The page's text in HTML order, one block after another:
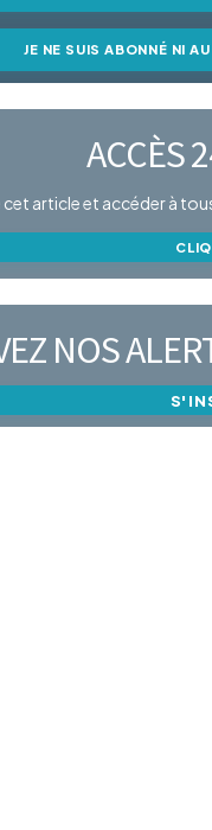
JE NE SUIS ABONNÉ NI
ACCÈS
cet article et accéder à
NOS